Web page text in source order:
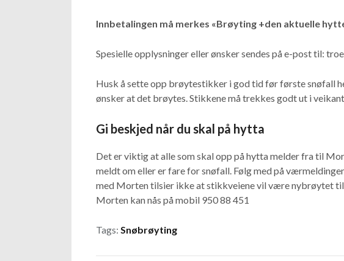
Innbetalingen må merkes «Brøyting +den aktuelle
Spesielle opplysninger eller ønsker sendes på e-post til:
Husk å sette opp brøytestikker i god tid før første snøfall
ønsker at det brøytes. Stikkene må trekkes godt ut i
Gi beskjed når du skal på hytta
Det er viktig at alle som skal opp på hytta melder fra til
meldt om eller er fare for snøfall. Følg med på
med Morten tilsier ikke at stikkveiene vil være nybrøytet til
Morten kan nås på mobil 950 88 451
Tags: Snøbrøyting